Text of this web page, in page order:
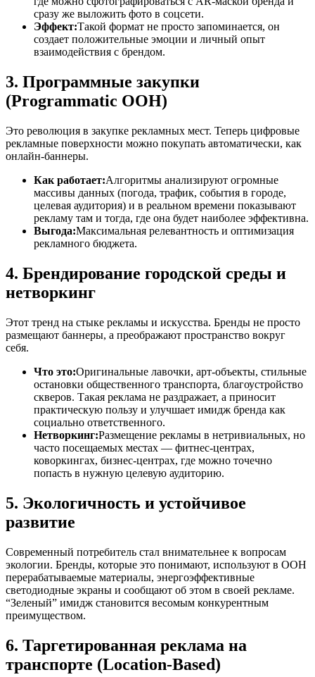
сразу же выложить фото в соцсети.
Эффект:Такой формат не просто запоминается, он
создает положительные эмоции и личный опыт
взаимодействия с брендом.
3. Программные закупки
(Programmatic OOH)
Это революция в закупке рекламных мест. Теперь цифровые
рекламные поверхности можно покупать автоматически, как
онлайн-баннеры.
Как работает:Алгоритмы анализируют огромные
массивы данных (погода, трафик, события в городе,
целевая аудитория) и в реальном времени показывают
рекламу там и тогда, где она будет наиболее эффективна.
Выгода:Максимальная релевантность и оптимизация
рекламного бюджета.
4. Брендирование городской среды и
нетворкинг
Этот тренд на стыке рекламы и искусства. Бренды не просто
размещают баннеры, а преображают пространство вокруг
себя.
Что это:Оригинальные лавочки, арт-объекты, стильные
остановки общественного транспорта, благоустройство
скверов. Такая реклама не раздражает, а приносит
практическую пользу и улучшает имидж бренда как
социально ответственного.
Нетворкинг:Размещение рекламы в нетривиальных, но
часто посещаемых местах — фитнес-центрах,
коворкингах, бизнес-центрах, где можно точечно
попасть в нужную целевую аудиторию.
5. Экологичность и устойчивое
развитие
Современный потребитель стал внимательнее к вопросам
экологии. Бренды, которые это понимают, используют в OOH
перерабатываемые материалы, энергоэффективные
светодиодные экраны и сообщают об этом в своей рекламе.
“Зеленый” имидж становится весомым конкурентным
преимуществом.
6. Таргетированная реклама на
транспорте (Location-Based)